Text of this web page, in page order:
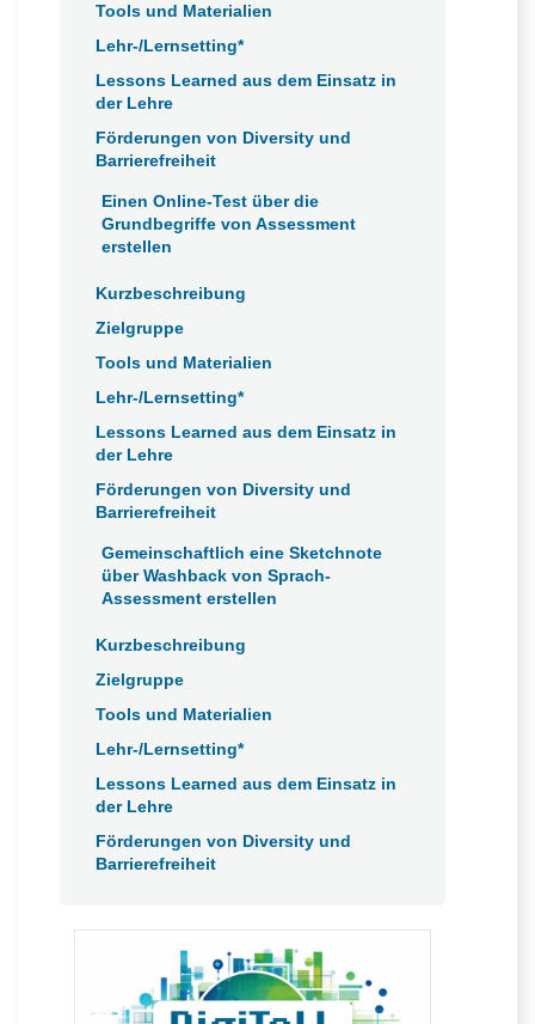
Tools und Materialien
Lehr-/Lernsetting*
Lessons Learned aus dem Einsatz in
der Lehre
Förderungen von Diversity und
Barrierefreiheit
Einen Online-Test über die
Grundbegriffe von Assessment
erstellen
Kurzbeschreibung
Zielgruppe
Tools und Materialien
Lehr-/Lernsetting*
Lessons Learned aus dem Einsatz in
der Lehre
Förderungen von Diversity und
Barrierefreiheit
Gemeinschaftlich eine Sketchnote
über Washback von Sprach-
Assessment erstellen
Kurzbeschreibung
Zielgruppe
Tools und Materialien
Lehr-/Lernsetting*
Lessons Learned aus dem Einsatz in
der Lehre
Förderungen von Diversity und
Barrierefreiheit